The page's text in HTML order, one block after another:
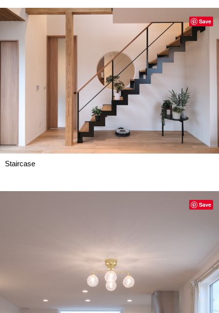
Staircase
Save
Save